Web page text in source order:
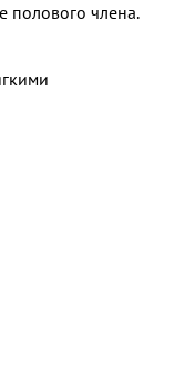
полового члена.